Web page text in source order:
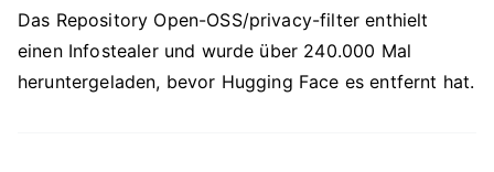
Das Repository Open-OSS/privacy-filter enthielt
einen Infostealer und wurde über 240.000 Mal
heruntergeladen, bevor Hugging Face es entfernt hat.